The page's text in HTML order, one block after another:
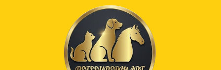
Le preferenze sui cookie sono attualmente chiuse.